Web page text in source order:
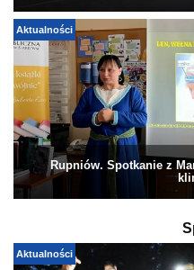
Aktualności
Rupniów. Spotkanie z
Aktualności